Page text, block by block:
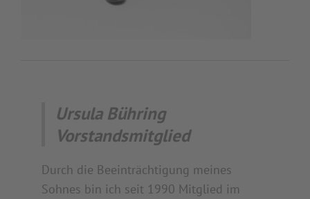
Ursula Bühring
Vorstandsmitglied
Durch die Beeinträchtigung meines
Sohnes bin ich seit 1990 Mitglied im